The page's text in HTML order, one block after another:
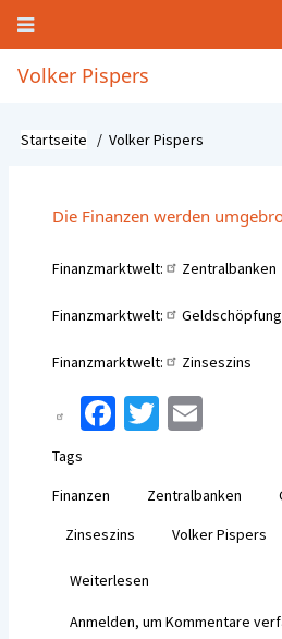
Direkt
Inhalt
Hauptnavigation
Volker Pispers
Pfadnavigation
Startseite Volker Pispers
Die Finanzen werden
Finanzmarktwelt: Zentralbanken
Finanzmarktwelt: Geldschöpfung
Finanzmarktwelt: Zinseszins
Fa
ce
o
k
T
wi
tt
er
ai
l
Tags
Finanzen
Zentralbanken
Zinseszins
Volker Pispers
Weiterlesen
Finanzen
Anmelden, um Kommentare